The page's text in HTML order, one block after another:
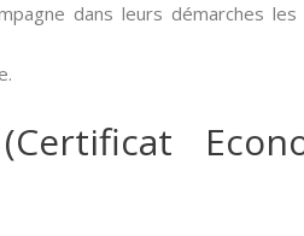
dans leurs démarches